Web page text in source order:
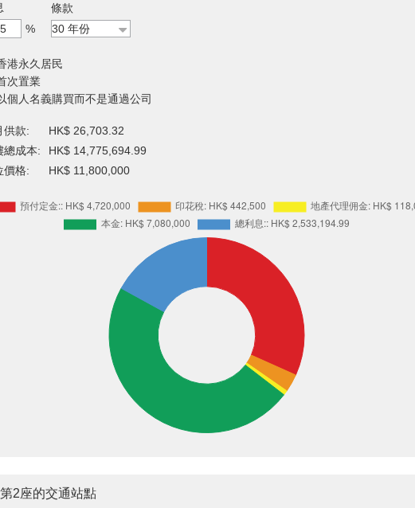
%
條款
港永久居民
次置業
個人名義購買而不是通過公司
供款:
HK$ 26,703.32
總成本:
HK$ 14,775,694.99
價格:
HK$ 11,800,000
2座的交通站點